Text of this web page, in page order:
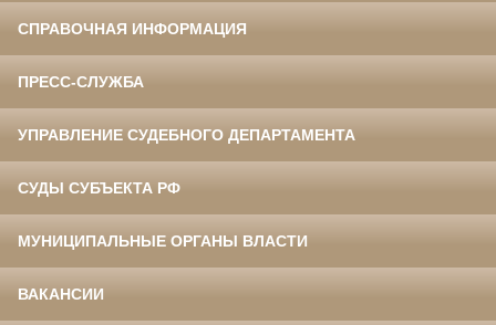
СПРАВОЧНАЯ ИНФОРМАЦИЯ
ПРЕСС-СЛУЖБА
УПРАВЛЕНИЕ СУДЕБНОГО ДЕПАРТАМЕНТА
СУДЫ СУБЪЕКТА РФ
МУНИЦИПАЛЬНЫЕ ОРГАНЫ ВЛАСТИ
ВАКАНСИИ